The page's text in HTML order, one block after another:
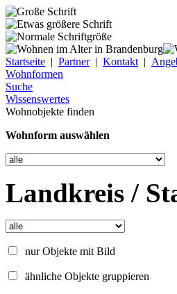
Startseite | Partner| Kontakt |
Wohnformen
Suche
Wissenswertes
Wohnobjekte finden
Wohnform auswählen
Landkreis /
nur Objekte mit Bild
ähnliche Objekte gruppieren